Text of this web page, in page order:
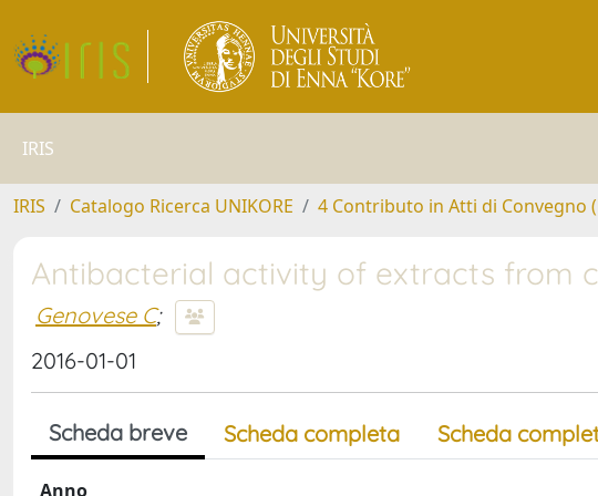
IRIS
IRIS Catalogo Ricerca UNIKORE 4 Contributo in Atti di Convegno
Antibacterial activity of extracts from
Genovese C;
2016-01-01
Scheda breve Scheda completa Scheda
Anno